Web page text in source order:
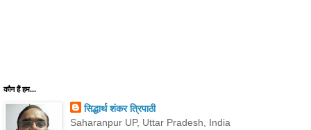
कौन हैं हम...
सिद्धार्थ शंकर त्रिपाठी
Saharanpur UP, Uttar Pradesh, India